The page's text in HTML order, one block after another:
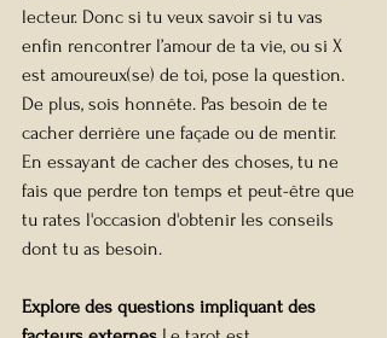
lecteur. Donc si tu veux savoir si tu vas
enfin rencontrer l’amour de ta vie, ou si X
est amoureux(se) de toi, pose la question.
De plus, sois honnête. Pas besoin de te
cacher derrière une façade ou de mentir.
En essayant de cacher des choses, tu ne
fais que perdre ton temps et peut-être que
tu rates l'occasion d'obtenir les conseils
dont tu as besoin.
Explore des questions impliquant des